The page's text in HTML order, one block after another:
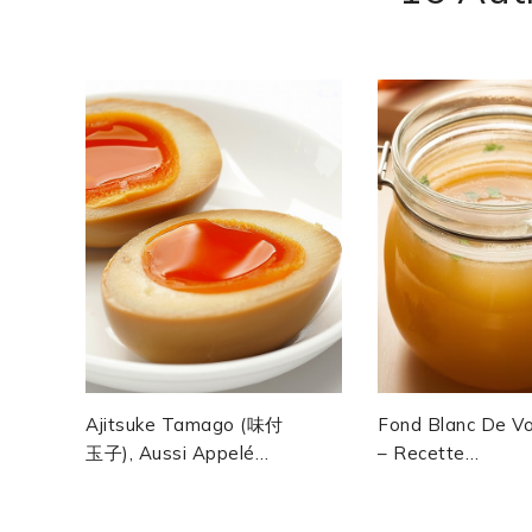
Ajitsuke Tamago (味付
玉子), Aussi Appelé
Fond Blanc De
– Recette